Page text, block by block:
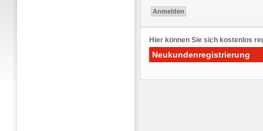
Hier können Sie sich kostenlos
Neukundenregistrierung